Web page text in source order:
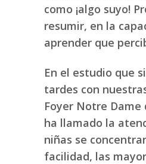
como ¡algo suyo!
resumir, en la
aprender que
En el estudio que
tardes con
Foyer Notre Dame
ha llamado la
niñas se
facilidad, las